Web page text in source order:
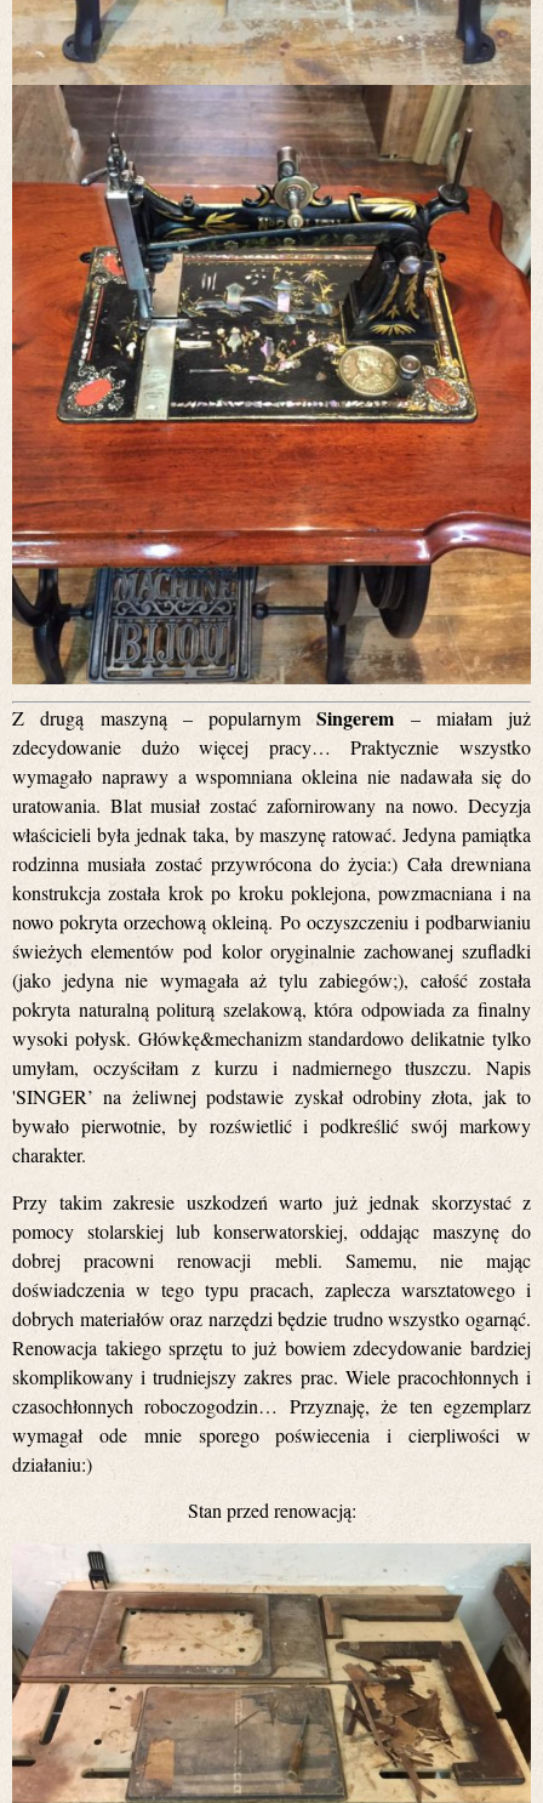
Z drugą maszyną – popularnymSingerem – miałam już
zdecydowanie dużo więcej pracy… Praktycznie wszystko
wymagało naprawy a wspomniana okleina nie nadawała się do
uratowania. Blat musiał zostać zafornirowany na nowo. Decyzja
właścicieli była jednak taka, by maszynę ratować. Jedyna pamiątka
rodzinna musiała zostać przywrócona do życia:) Cała drewniana
konstrukcja została krok po kroku poklejona, powzmacniana i na
nowo pokryta orzechową okleiną. Po oczyszczeniu i podbarwianiu
świeżych elementów pod kolor oryginalnie zachowanej szufladki
(jako jedyna nie wymagała aż tylu zabiegów;), całość została
pokryta naturalną politurą szelakową, która odpowiada za finalny
wysoki połysk. Główkę&mechanizm standardowo delikatnie tylko
umyłam, oczyściłam z kurzu i nadmiernego tłuszczu. Napis
'SINGER’ na żeliwnej podstawie zyskał odrobiny złota, jak to
bywało pierwotnie, by rozświetlić i podkreślić swój markowy
charakter.
Przy takim zakresie uszkodzeń warto już jednak skorzystać z
pomocy stolarskiej lub konserwatorskiej, oddając maszynę do
dobrej pracowni renowacji mebli. Samemu, nie mając
doświadczenia w tego typu pracach, zaplecza warsztatowego i
dobrych materiałów oraz narzędzi będzie trudno wszystko ogarnąć.
Renowacja takiego sprzętu to już bowiem zdecydowanie bardziej
skomplikowany i trudniejszy zakres prac. Wiele pracochłonnych i
czasochłonnych roboczogodzin… Przyznaję, że ten egzemplarz
wymagał ode mnie sporego poświecenia i cierpliwości w
działaniu:)
Stan przed renowacją: